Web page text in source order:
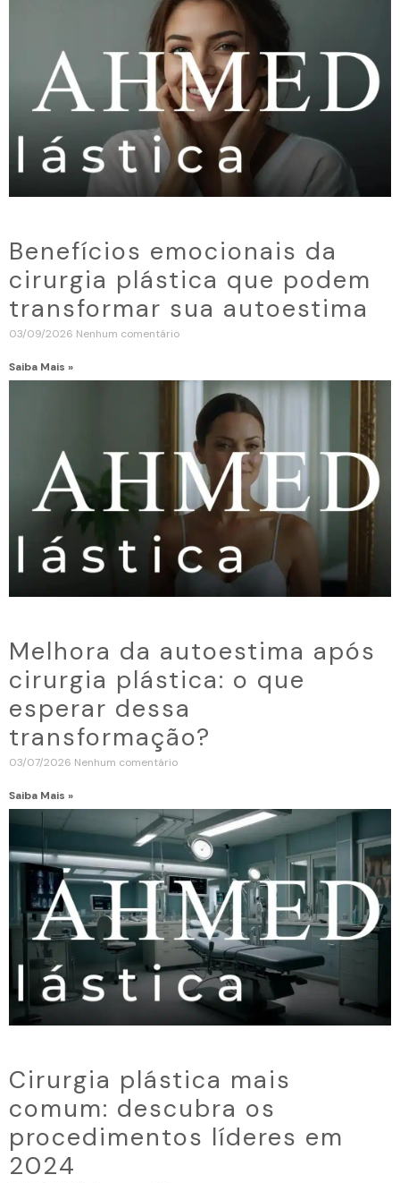
Benefícios emocionais da
cirurgia plástica que podem
transformar sua autoestima
03/09/2026 Nenhum comentário
Saiba Mais »
Melhora da autoestima após
cirurgia plástica: o que
esperar dessa
transformação?
03/07/2026 Nenhum comentário
Saiba Mais »
Cirurgia plástica mais
comum: descubra os
procedimentos líderes em
2024